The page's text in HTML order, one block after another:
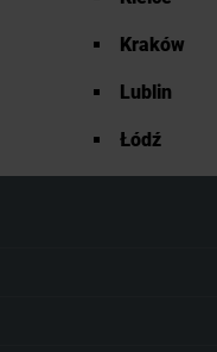
Kraków
Lublin
Łódź